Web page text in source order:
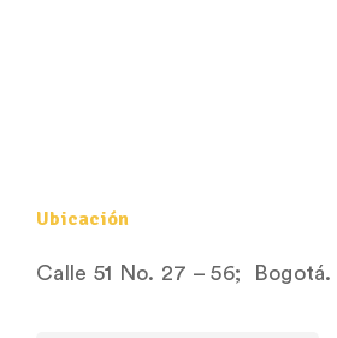
Ubicación
Calle 51 No. 27 – 56; Bogotá.